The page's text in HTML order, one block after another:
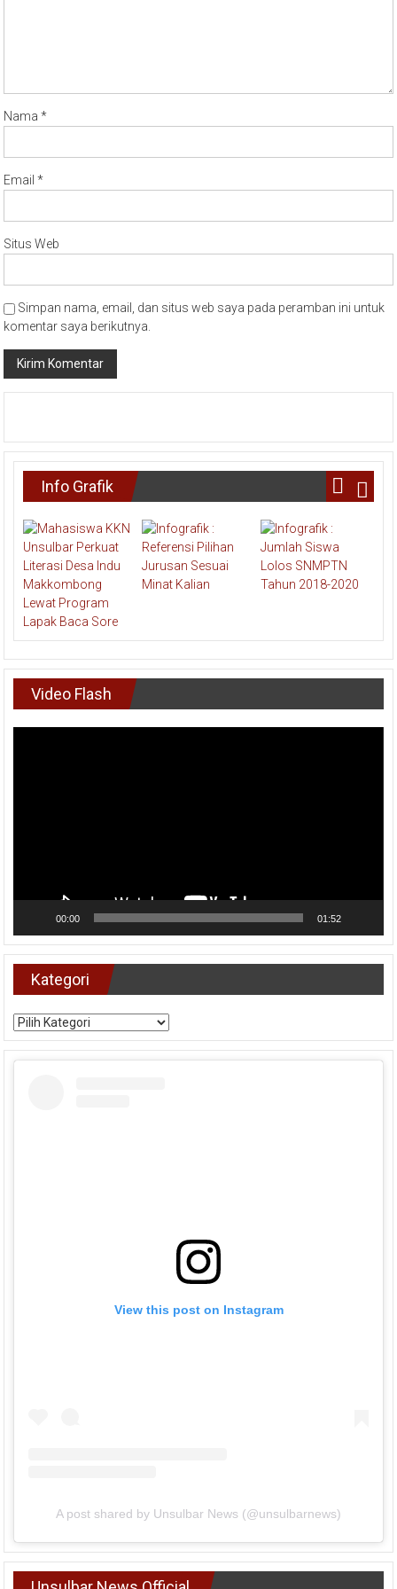
Nama*
Email*
Situs Web
Simpan nama, email, dan situs web saya pada peramban ini untuk
komentar saya berikutnya.
Info Grafik
Video Flash
00:00 01:52
Kategori
Kategori
View this post on Instagram
A post shared by Unsulbar News (@unsulbarnews)